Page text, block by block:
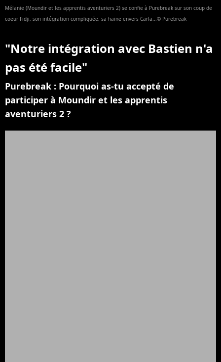
Mélanie (Moundir et les apprentis aventuriers 2) se confie à Purebreak sur son coup de
coeur Fidji, son intégration compliquée, sa haine envers Carla...© Purebreak
"Notre intégration avec Bastien n'a
pas été facile"
Purebreak : Pourquoi as-tu accepté de
participer à Moundir et les apprentis
aventuriers 2 ?